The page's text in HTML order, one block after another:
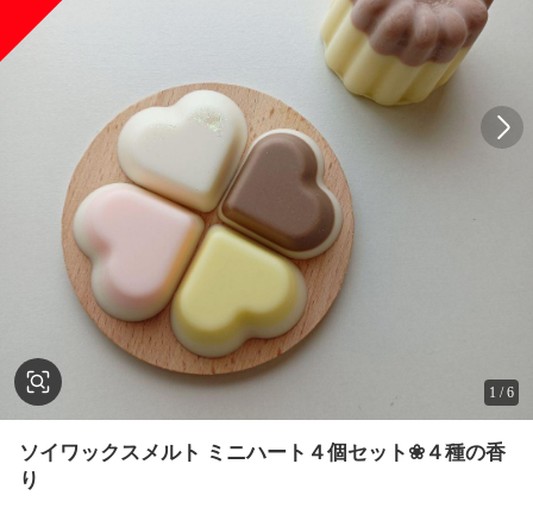
1 /6
ソイワックスメルト ミニハート４個セット❀４種の香
り